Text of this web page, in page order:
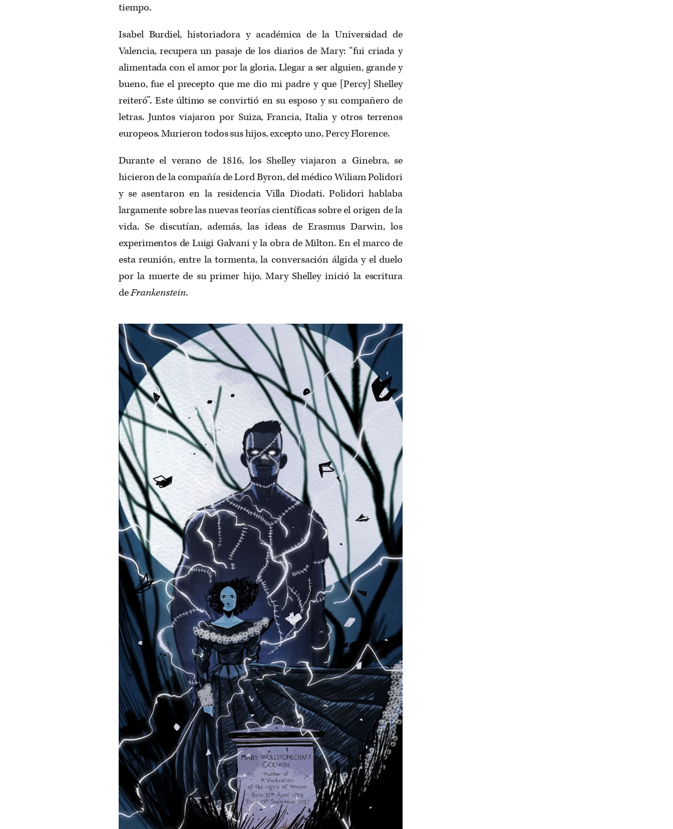
tiempo.
Isabel Burdiel, historiadora y académica de la Universidad de
Valencia, recupera un pasaje de los diarios de Mary: “fui criada y
alimentada con el amor por la gloria. Llegar a ser alguien, grande y
bueno, fue el precepto que me dio mi padre y que [Percy] Shelley
reiteró”. Este último se convirtió en su esposo y su compañero de
letras. Juntos viajaron por Suiza, Francia, Italia y otros terrenos
europeos. Murieron todos sus hijos, excepto uno, Percy Florence.
Durante el verano de 1816, los Shelley viajaron a Ginebra, se
hicieron de la compañía de Lord Byron, del médico Wiliam Polidori
y se asentaron en la residencia Villa Diodati. Polidori hablaba
largamente sobre las nuevas teorías científicas sobre el origen de la
vida. Se discutían, además, las ideas de Erasmus Darwin, los
experimentos de Luigi Galvani y la obra de Milton. En el marco de
esta reunión, entre la tormenta, la conversación álgida y el duelo
por la muerte de su primer hijo, Mary Shelley inició la escritura
deFrankenstein.